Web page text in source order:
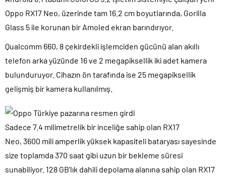
Oppo RX17 Neo, üzerinde tam 16.2 cm boyutlarında, Gorilla
Glass 5 ile korunan bir Amoled ekran barındırıyor.
Qualcomm 660, 8 çekirdekli işlemciden gücünü alan akıllı
telefon arka yüzünde 16 ve 2 megapiksellik iki adet kamera
bulunduruyor. Cihazın ön tarafında ise 25 megapiksellik
gelişmiş bir kamera kullanılmış.
Sadece 7.4 milimetrelik bir inceliğe sahip olan RX17
Neo, 3600 mili amperlik yüksek kapasiteli bataryası sayesinde
size toplamda 370 saat gibi uzun bir bekleme süresi
sunabiliyor. 128 GB’lık dahili depolama alanına sahip olan RX17